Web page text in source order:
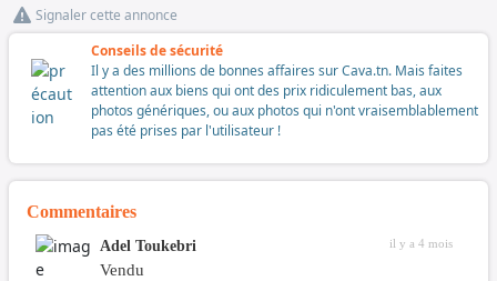
Signaler cette annonce
Conseils de sécurité
Il y a des millions de bonnes affaires sur Cava.tn. Mais faites
attention aux biens qui ont des prix ridiculement bas, aux
photos génériques, ou aux photos qui n'ont vraisemblablement
pas été prises par l'utilisateur !
Commentaires
Adel Toukebri il y a 4 mois
Vendu